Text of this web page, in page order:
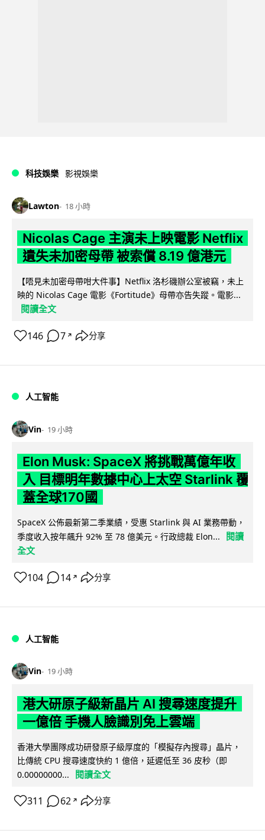
科技娛樂 影視娛樂
Lawton 18 小時
Nicolas Cage 主演未上映電影 Netflix
遺失未加密母帶 被索償 8.19 億港元
【唔見未加密母帶咁大件事】Netflix 洛杉磯辦公室被竊，未上
映的 Nicolas Cage 電影《Fortitude》母帶亦告失蹤。電影...
閱讀全文
146 7 ↗ 分享
人工智能
Vin 19 小時
Elon Musk: SpaceX 將挑戰萬億年收
入 目標明年數據中心上太空 Starlink 覆
蓋全球170國
SpaceX 公佈最新第二季業績，受惠 Starlink 與 AI 業務帶動，
季度收入按年飆升 92% 至 78 億美元。行政總裁 Elon...
閱讀
全文
104 14 ↗ 分享
人工智能
Vin 19 小時
港大研原子級新晶片 AI 搜尋速度提升
一億倍 手機人臉識別免上雲端
香港大學團隊成功研發原子級厚度的「模擬存內搜尋」晶片，
比傳統 CPU 搜尋速度快約 1 億倍，延遲低至 36 皮秒（即
0.00000000...
閱讀全文
311 62 ↗ 分享